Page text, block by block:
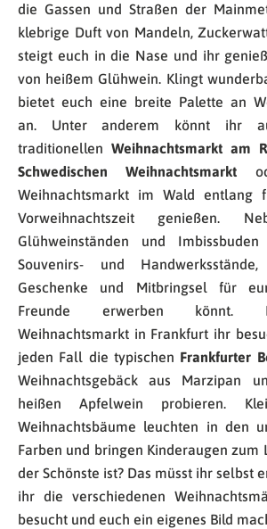
die Gassen und Straßen der
klebrige Duft von Mandeln,
steigt euch in die Nase und ihr
von heißem Glühwein. Klingt
bietet euch eine breite Palette an
an. Unter anderem könnt ihr
traditionellen Weihnachtsmarkt am
Schwedischen Weihnachtsmarkt
Weihnachtsmarkt im Wald entlang
Vorweihnachtszeit genießen.
Glühweinständen und
Souvenirs- und
Geschenke und Mitbringsel für
Freunde erwerben könnt.
Weihnachtsmarkt in Frankfurt ihr
jeden Fall die typischen Frankfurter
Weihnachtsgebäck aus Marzipan
heißen Apfelwein probieren.
Weihnachtsbäume leuchten in den
Farben und bringen Kinderaugen zum
der Schönste ist? Das müsst ihr selbst
ihr die verschiedenen
besucht und euch ein eigenes Bild